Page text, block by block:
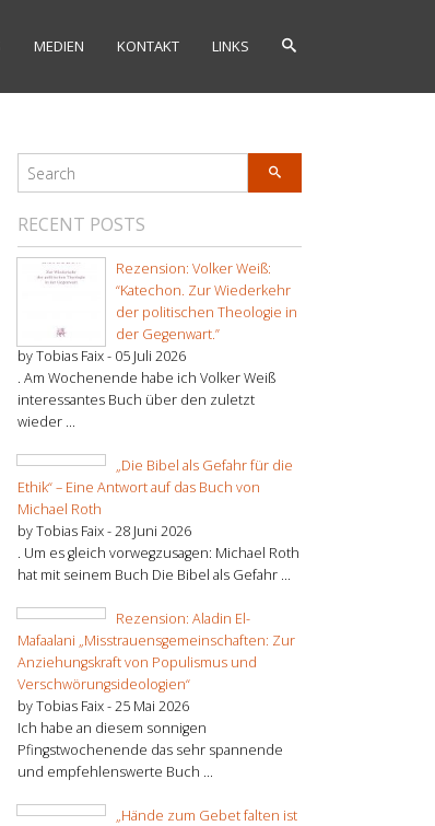
MEDIEN KONTAKT LINKS
RECENT POSTS
Rezension: Volker Weiß:
“Katechon. Zur Wiederkehr
der politischen Theologie in
der Gegenwart.”
by Tobias Faix - 05 Juli 2026
. Am Wochenende habe ich Volker Weiß
interessantes Buch über den zuletzt
wieder ...
„Die Bibel als Gefahr für die
Ethik“ – Eine Antwort auf das Buch von
Michael Roth
by Tobias Faix -28 Juni 2026
. Um es gleich vorwegzusagen: Michael Roth
hat mit seinem Buch Die Bibel als Gefahr ...
Rezension: Aladin El-
Mafaalani „Misstrauensgemeinschaften: Zur
Anziehungskraft von Populismus und
Verschwörungsideologien“
by Tobias Faix -25 Mai 2026
Ich habe an diesem sonnigen
Pfingstwochenende das sehr spannende
und empfehlenswerte Buch ...
„Hände zum Gebet falten ist